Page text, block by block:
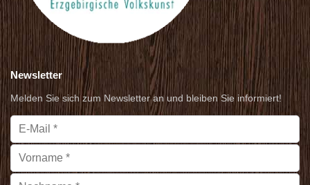
Newsletter
Melden Sie sich zum Newsletter an und bleiben Sie informiert!